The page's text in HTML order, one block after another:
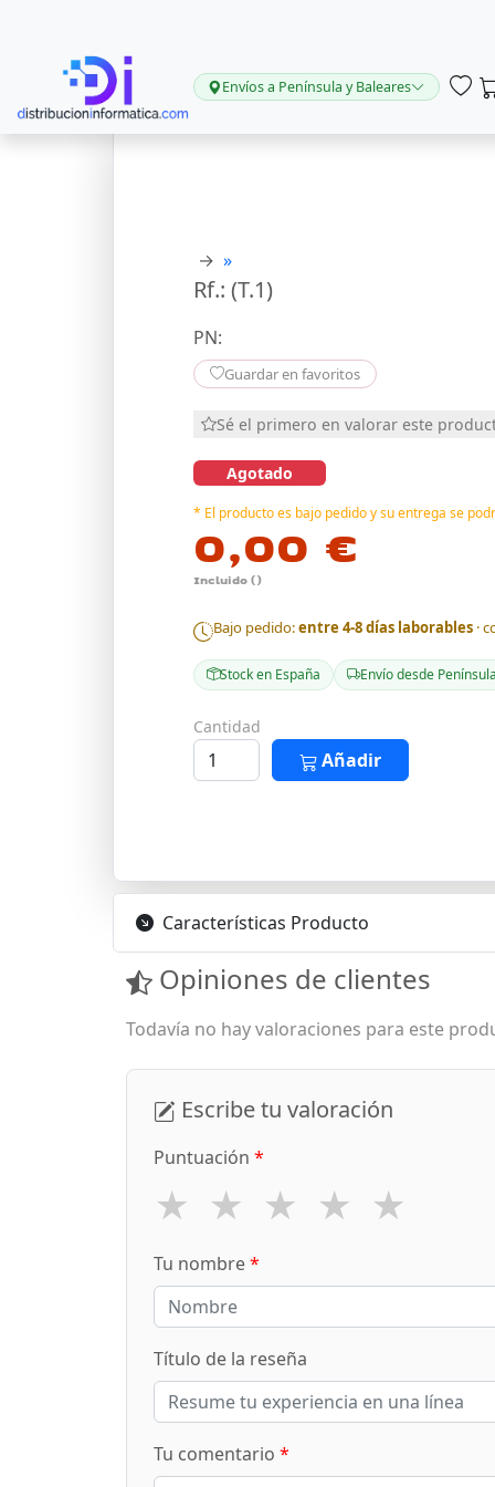
Envíos a Península y Baleares
→ »
Rf.: (T.1)
PN:
Guardar en favoritos
Sé el primero en valorar este
Agotado
* El producto es bajo pedido y su entrega se
0,00 €
Incluido ()
Bajo pedido:entre 4-8 días laborables ·
Stock en España Envío desde Península
Cantidad
Añadir
Características Producto
Opiniones de clientes
Todavía no hay valoraciones para este
Escribe tu valoración
Puntuación *
★ ★ ★ ★ ★
Tu nombre*
Título de la reseña
Tu comentario *